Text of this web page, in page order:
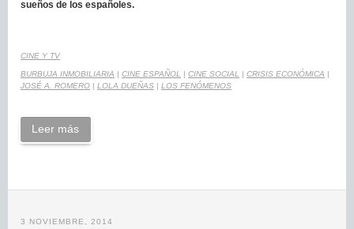
sueños de los españoles.
CINE Y TV
BURBUJA INMOBILIARIA | CINE ESPAÑOL | CINE SOCIAL | CRISIS ECONÓMICA |
JOSÉ A. ROMERO | LOLA DUEÑAS | LOS FENÓMENOS
Leer más
3 NOVIEMBRE, 2014